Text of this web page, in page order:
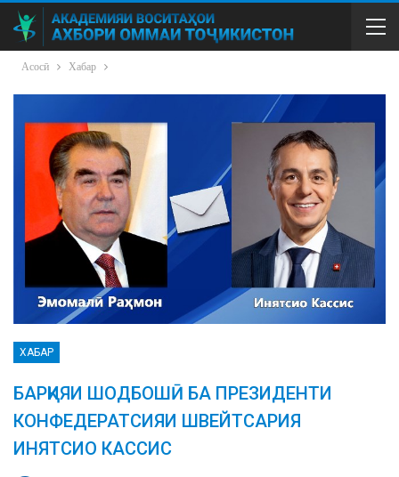
Асосӣ Хабар
ХАБАР
БАРҚИЯИ ШОДБОШӢ БА ПРЕЗИДЕНТИ
КОНФЕДЕРАТСИЯИ ШВЕЙТСАРИЯ
ИНЯТСИО КАССИС